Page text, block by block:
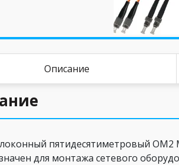
Описание
пятидесятиметровый OM2
для монтажа сетевого